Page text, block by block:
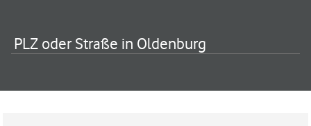
PLZ oder Straße in Oldenburg